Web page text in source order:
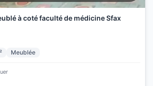
à coté faculté de médicine Sfax
Meublée